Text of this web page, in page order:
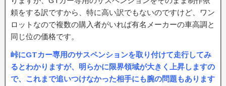
頼をする訳ですから、特に高い訳でもないのですけど、ワン
ロットなので複数の購入者がいれば有名メーカーの車高調と
同じ位の価格です。
峠にGTカー専用のサスペンションを取り付けて走行してみ
るとわかりますが、明らかに限界領域が大きく上昇しますの
で、これまで追いつけなかった相手にも腕の問題もあります